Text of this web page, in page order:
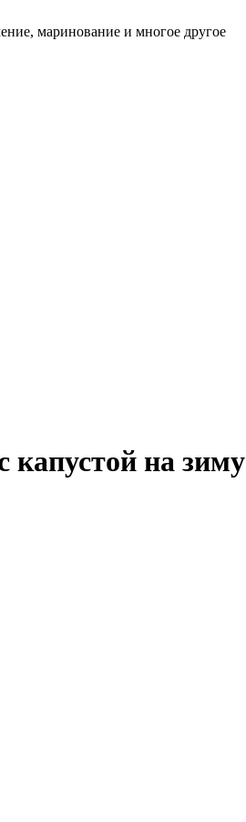
маринование и многое другое
капустой на зиму